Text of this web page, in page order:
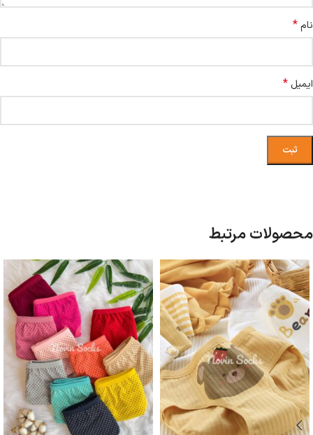
نام*
ایمیل *
محصولات مرتبط